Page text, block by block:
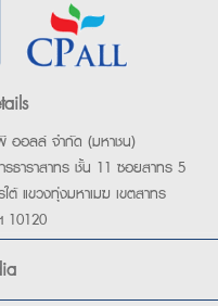
ออลล์ จำกัด (มหาชน)
รธาราสาทร ชั้น 11 ซอยสาทร 5
ต้ แขวงทุ่งมหาเมฆ เขตสาทร
10120